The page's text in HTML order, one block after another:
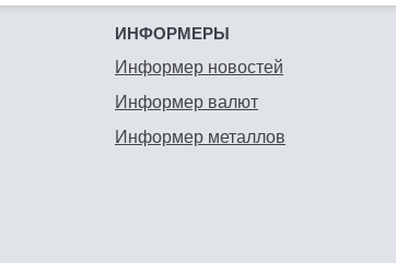
ИНФОРМЕРЫ
Информер новостей
Информер валют
Информер металлов